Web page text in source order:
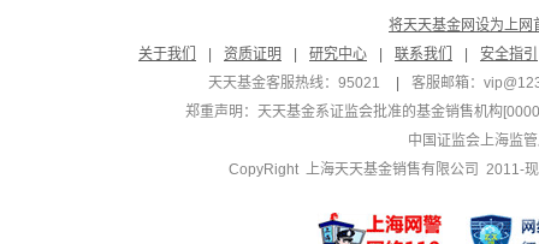
将天天基金网设为上网
关于我们
资质证明 研究中心 联系我们
安全指引
天天基金客服热线：95021
客服邮箱：
郑重声明： 天天基金系证监会批准的基金销售机构
中国证监会上海监
CopyRight 上海天天基金销售有限公司 2011-